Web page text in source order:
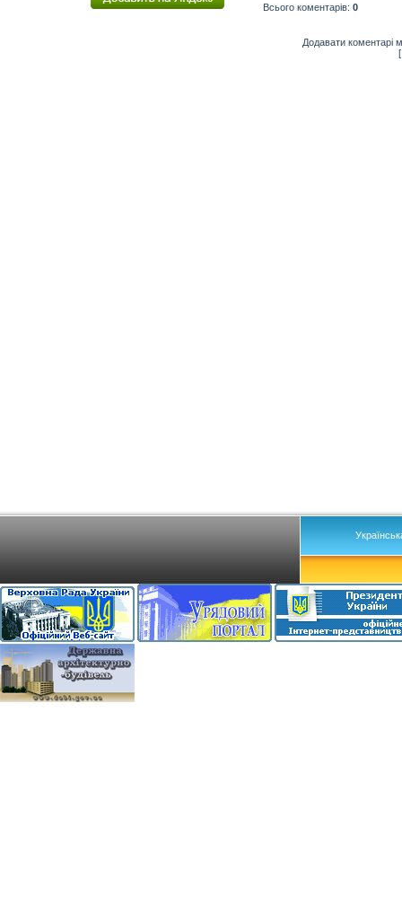
Всього коментарів: 0
Додавати коментарі